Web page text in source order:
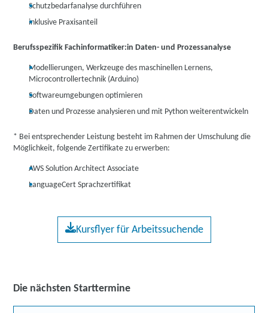
Schutzbedarfanalyse durchführen
inklusive Praxisanteil
Berufsspezifik Fachinformatiker:in Daten- und Prozessanalyse
Modellierungen, Werkzeuge des maschinellen Lernens,
Microcontrollertechnik (Arduino)
Softwareumgebungen optimieren
Daten und Prozesse analysieren und mit Python weiterentwickeln
* Bei entsprechender Leistung besteht im Rahmen der Umschulung die
Möglichkeit, folgende Zertifikate zu erwerben:
AWS Solution Architect Associate
LanguageCert Sprachzertifikat
Kursflyer für Arbeitssuchende
Die nächsten Starttermine